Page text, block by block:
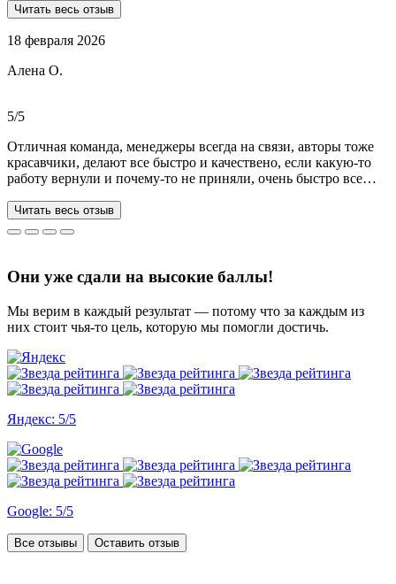
обратился в Dist-help. Первый раз, были опасения и по срокам,
Ребята большие профессионалы, Алёна лучшая! Всё
Общение вызвало только позитивные эмоции. Все три работы
Читать весь отзыв
18 февраля 2026
Алена О.
5/5
Отличная команда, менеджеры всегда на связи, авторы тоже
красавчики, делают все быстро и качествено, если какую-то
работу вернули и почему-то не приняли, очень быстро все
за 3 недели, до последнего не верила, что такое возможно, но
все удалось. Спасибо, что вы есть))
Читать весь отзыв
Они уже сдали на высокие баллы!
Мы верим в каждый результат — потому что за каждым из
них стоит чья-то цель, которую мы помогли достичь.
Яндекс: 5/5
Google: 5/5
Все отзывы Оставить отзыв